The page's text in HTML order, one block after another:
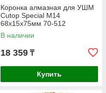
Коронка алмазная для УШМ
Cutop Special М14
68х15х75мм 70-512
В наличии
18 359 ₸
Купить